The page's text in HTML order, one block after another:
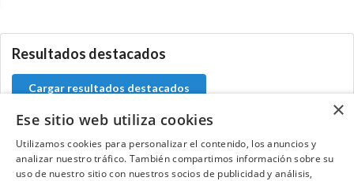
Resultados destacados
Cargar resultados destacados
Contacta con el equipo de NextCaddy
×
Ese sitio web utiliza cookies
Utilizamos cookies para personalizar el contenido, los anuncios y
analizar nuestro tráfico. También compartimos información sobre su
uso de nuestro sitio con nuestros socios de publicidad y análisis,